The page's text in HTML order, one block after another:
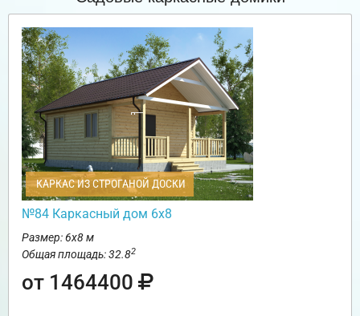
КАРКАС ИЗ СТРОГАНОЙ ДОСКИ
№84 Каркасный дом 6х8
Размер: 6х8 м
Общая площадь: 32.82
от 1464400